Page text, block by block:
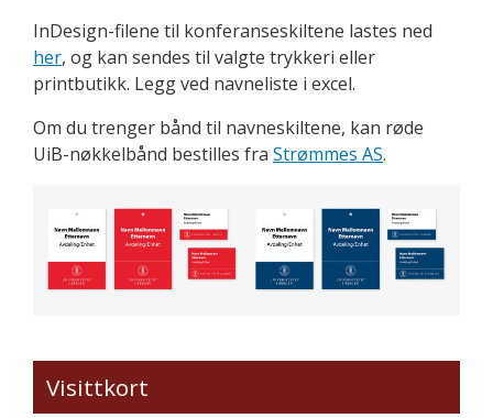
InDesign-filene til konferanseskiltene lastes ned
her, og kan sendes til valgte trykkeri eller
printbutikk. Legg ved navneliste i excel.
Om du trenger bånd til navneskiltene, kan røde
UiB-nøkkelbånd bestilles fra Strømmes AS.
Visittkort